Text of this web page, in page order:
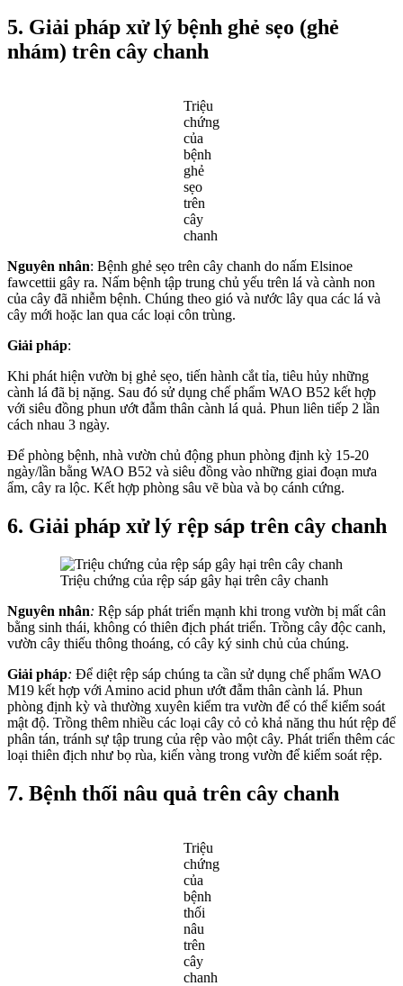
5. Giải pháp xử lý bệnh ghẻ sẹo (ghẻ
nhám) trên cây chanh
Triệu
chứng
của
bệnh
ghẻ
sẹo
trên
cây
chanh
Nguyên nhân: Bệnh ghẻ sẹo trên cây chanh do nấm Elsinoe
fawcettii gây ra. Nấm bệnh tập trung chủ yếu trên lá và cành non
của cây đã nhiễm bệnh. Chúng theo gió và nước lây qua các lá và
cây mới hoặc lan qua các loại côn trùng.
Giải pháp:
Khi phát hiện vườn bị ghẻ sẹo, tiến hành cắt tỉa, tiêu hủy những
cành lá đã bị nặng. Sau đó sử dụng chế phẩm WAO B52 kết hợp
với siêu đồng phun ướt đẫm thân cành lá quả. Phun liên tiếp 2 lần
cách nhau 3 ngày.
Để phòng bệnh, nhà vườn chủ động phun phòng định kỳ 15-20
ngày/lần bằng WAO B52 và siêu đồng vào những giai đoạn mưa
ẩm, cây ra lộc. Kết hợp phòng sâu vẽ bùa và bọ cánh cứng.
6. Giải pháp xử lý rệp sáp trên cây chanh
Triệu chứng của rệp sáp gây hại trên cây chanh
Nguyên nhân: Rệp sáp phát triển mạnh khi trong vườn bị mất cân
bằng sinh thái, không có thiên địch phát triển. Trồng cây độc canh,
vườn cây thiếu thông thoáng, có cây ký sinh chủ của chúng.
Giải pháp: Để diệt rệp sáp chúng ta cần sử dụng chế phẩm WAO
M19 kết hợp với Amino acid phun ướt đẫm thân cành lá. Phun
phòng định kỳ và thường xuyên kiểm tra vườn để có thể kiểm soát
mật độ. Trồng thêm nhiều các loại cây cỏ cỏ khả năng thu hút rệp để
phân tán, tránh sự tập trung của rệp vào một cây. Phát triển thêm các
loại thiên địch như bọ rùa, kiến vàng trong vườn để kiểm soát rệp.
7. Bệnh thối nâu quả trên cây chanh
Triệu
chứng
của
bệnh
thối
nâu
trên
cây
chanh